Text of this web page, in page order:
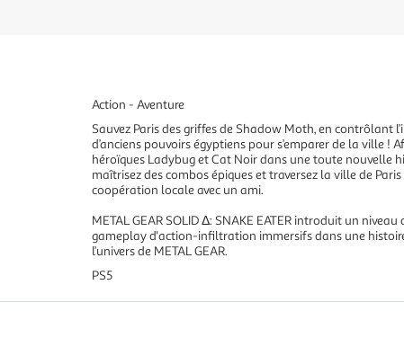
Action - Aventure
Sauvez Paris des griffes de Shadow Moth, en contrôlant
d’anciens pouvoirs égyptiens pour s’emparer de la ville
héroïques Ladybug et Cat Noir dans une toute nouvelle
maîtrisez des combos épiques et traversez la ville de
coopération locale avec un ami.
METAL GEAR SOLID Δ: SNAKE EATER introduit un
gameplay d'action-infiltration immersifs dans une
l’univers de METAL GEAR.
PS5